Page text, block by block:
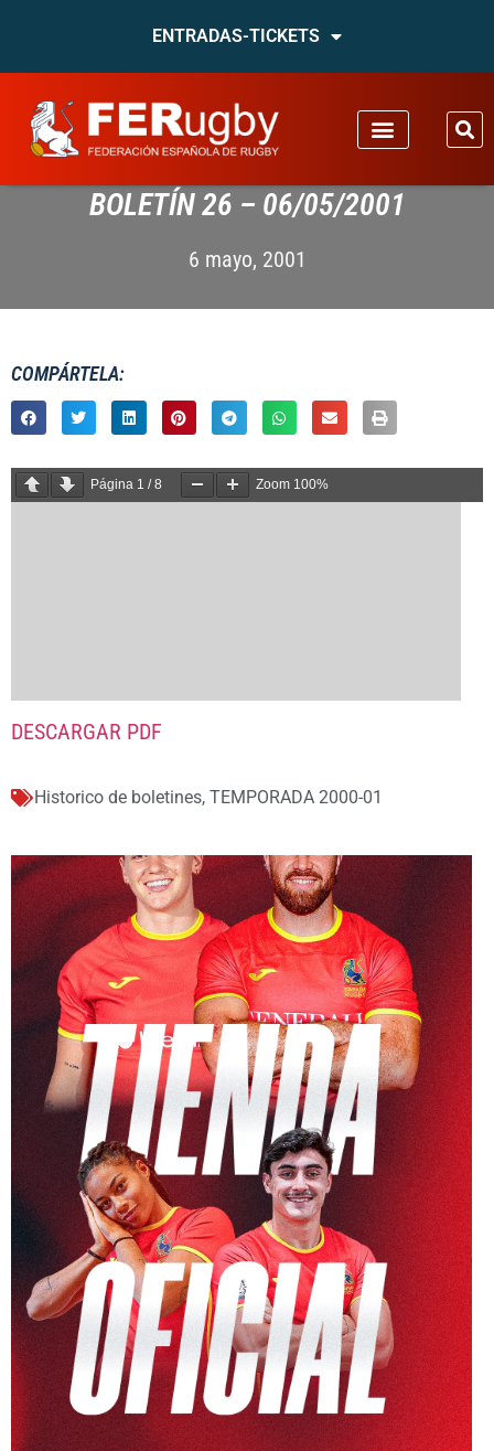
ENTRADAS-TICKETS
BOLETÍN 26 – 06/05/2001
6 mayo, 2001
COMPÁRTELA:
Página 1 /8 Zoom 100%
DESCARGAR PDF
Historico de boletines, TEMPORADA 2000-01